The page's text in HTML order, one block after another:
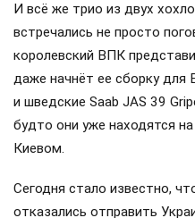
И всё же трио из двух
встречались не просто
королевский ВПК
даже начнёт ее сборку для
и шведские Saab JAS 39
будто они уже находятся
Киевом.
Сегодня стало известно,
отказались отправить